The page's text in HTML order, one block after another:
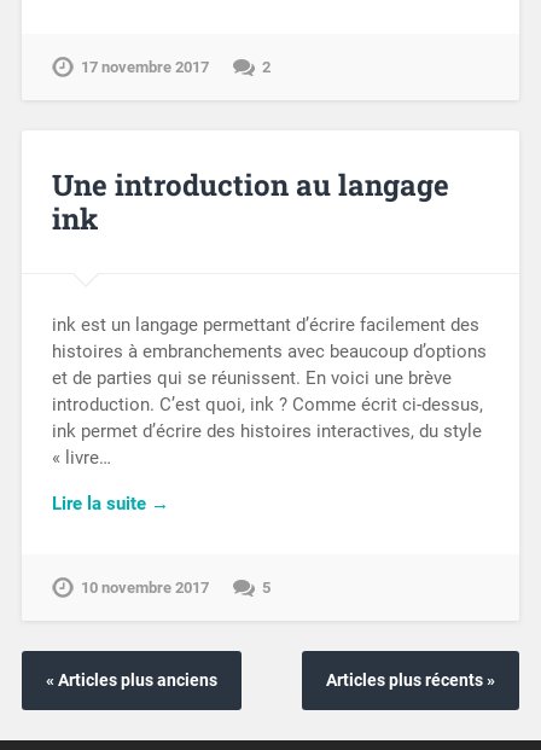
17 novembre 2017 2
Une introduction au langage
ink
ink est un langage permettant d’écrire facilement des
histoires à embranchements avec beaucoup d’options
et de parties qui se réunissent. En voici une brève
introduction. C’est quoi, ink ? Comme écrit ci-dessus,
ink permet d’écrire des histoires interactives, du style
« livre…
Lire la suite →
10 novembre 2017 5
« Articles plus anciens Articles plus récents »